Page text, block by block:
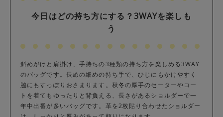
今日はどの持ち方にする？3WAYを楽しも
う
斜めがけと肩掛け、手持ちの3種類の持ち方を楽しめる3WAY
のバッグです。長めの細めの持ち手で、ひじにもかけやすく
脇にもすっぽりおさまります。秋冬の厚手のセーターやコー
トを着てもゆったりと背負える、長さがあるショルダーで一
年中出番が多いバッグです。革を2枚貼り合わせたショルダー